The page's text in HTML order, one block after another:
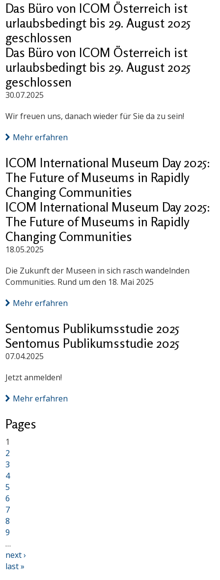
Das Büro von ICOM Österreich ist
urlaubsbedingt bis 29. August 2025
geschlossen
Das Büro von ICOM Österreich ist
urlaubsbedingt bis 29. August 2025
geschlossen
30.07.2025
Wir freuen uns, danach wieder für Sie da zu sein!
Mehr erfahren
ICOM International Museum Day 2025:
The Future of Museums in Rapidly
Changing Communities
ICOM International Museum Day 2025:
The Future of Museums in Rapidly
Changing Communities
18.05.2025
Die Zukunft der Museen in sich rasch wandelnden
Communities. Rund um den 18. Mai 2025
Mehr erfahren
Sentomus Publikumsstudie 2025
Sentomus Publikumsstudie 2025
07.04.2025
Jetzt anmelden!
Mehr erfahren
Pages
1
2
3
4
5
6
7
8
9
…
next ›
last »